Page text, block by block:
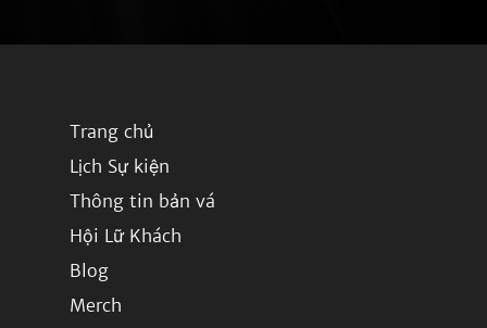
Trang chủ
Lịch Sự kiện
Thông tin bản vá
Hội Lữ Khách
Blog
Merch